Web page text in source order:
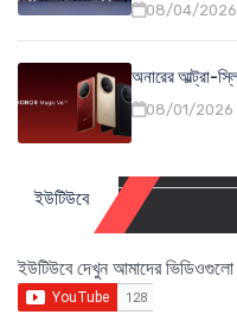
08/04/2026
অনারের আল্ট্রা-
08/01/2026
ইউটিউবে
ইউটিউবে দেখুন আমাদের ভিডিওগুলো